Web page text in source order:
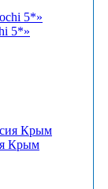
5*»
Крым